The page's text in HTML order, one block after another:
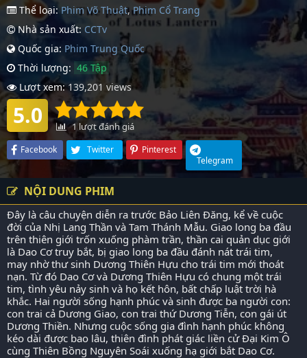
Thể loại: Phim Võ Thuật,Phim Cổ Trang
Nhà sản xuất: CCTv
Quốc gia: Phim Trung Quốc
Thời lượng: 46 Tập
Lượt xem: 139,201 views
5.0 1 lượt đánh giá
Facebook Twitter
Pinterest
Telegram
NỘI DUNG PHIM
Đây là câu chuyện diễn ra trước Bảo Liên Đăng, kể về cuộc
đời của Nhị Lang Thần và Tam Thánh Mẫu. Giao long ba đầu
trên thiên giới trốn xuống phàm trần, thần cai quản dục giới
là Dao Cơ truy bắt, bị giao long ba đầu đánh nát trái tim,
may nhờ thư sinh Dương Thiên Hựu cho trái tim mới thoát
nạn. Từ đó Dao Cơ và Dương Thiên Hựu có chung một trái
tim, tình yêu nảy sinh và họ kết hôn, bất chấp luật trời hà
khắc. Hai người sống hạnh phúc và sinh được ba người con:
con trai cả Dương Giao, con trai thứ Dương Tiễn, con gái út
Dương Thiền. Nhưng cuộc sống gia đình hạnh phúc không
kéo dài được bao lâu, thiên đình phát giác liền cử Đại Kim Ô
cùng Thiên Bồng Nguyên Soái xuống hạ giới bắt Dao Cơ.